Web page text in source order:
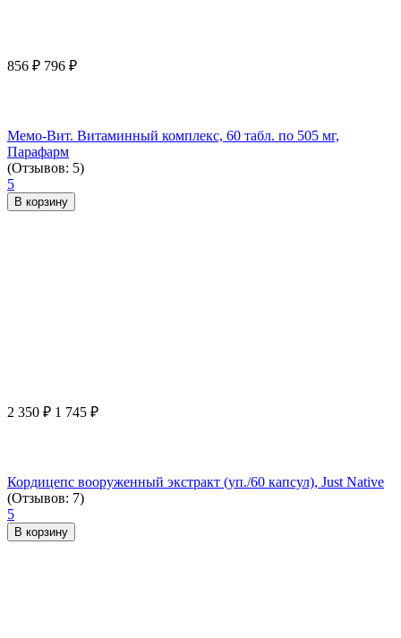
856 ₽ 796 ₽
Мемо-Вит. Витаминный комплекс, 60 табл. по 505 мг,
Парафарм
(Отзывов: 5)
5
В корзину
2 350 ₽ 1 745 ₽
Кордицепс вооруженный экстракт (уп./60 капсул), Just Native
(Отзывов: 7)
5
В корзину